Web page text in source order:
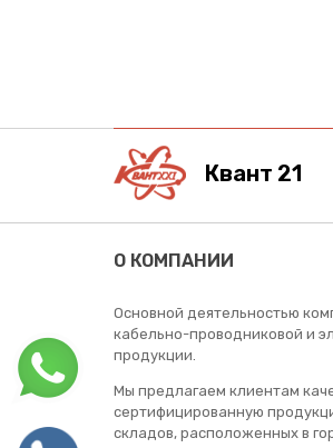
Квант 21
О КОМПАНИИ
Основной деятельностью
кабельно-проводниковой и
продукции.
Мы предлагаем клиентам
сертифицированную
складов, расположенных в